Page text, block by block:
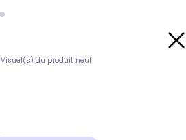
Visuel(s) du produit neuf